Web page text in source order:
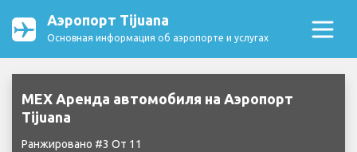
Аэропорт Tijuana
Основная информация об аэропорте и услугах
MEX Аренда автомобиля на Аэропорт
Tijuana
Ранжировано #3 От 11